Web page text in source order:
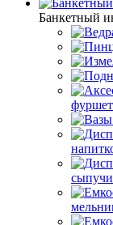
Банкетный